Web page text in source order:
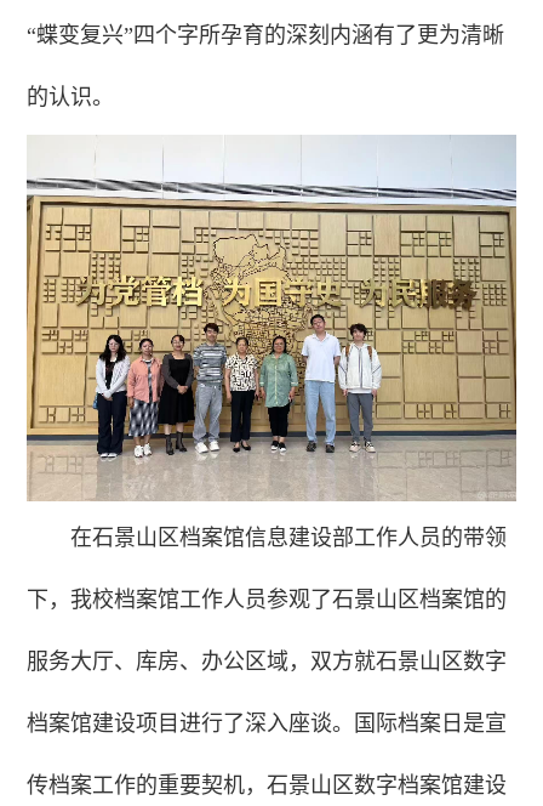
“蝶变复兴”四个字所孕育的深刻内涵有了更为清晰
的认识。
在石景山区档案馆信息建设部工作人员的带领
下，我校档案馆工作人员参观了石景山区档案馆的
服务大厅、库房、办公区域，双方就石景山区数字
档案馆建设项目进行了深入座谈。国际档案日是宣
传档案工作的重要契机，石景山区数字档案馆建设